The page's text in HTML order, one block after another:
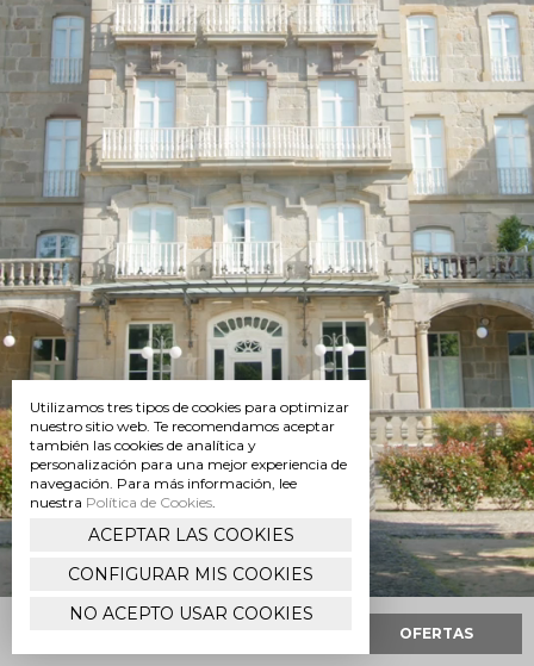
Utilizamos tres tipos de cookies para optimizar
nuestro sitio web. Te recomendamos aceptar
también las cookies de analítica y
personalización para una mejor experiencia de
navegación. Para más información, lee
nuestra Política de Cookies.
ACEPTAR LAS COOKIES
CONFIGURAR MIS COOKIES
NO ACEPTO USAR COOKIES
GOLF
BODAS
EVENTOS
MÁS
MONDARIZ
BALNEARIO
Enrique
OFERTAS